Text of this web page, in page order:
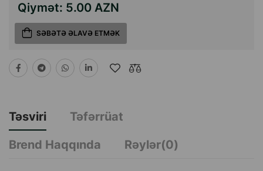
Qiymət: 5.00 AZN
SƏBƏTƏ ƏLAVƏ ETMƏK
Təsviri
Təfərrüat
Brend Haqqında
Rəylər(0)